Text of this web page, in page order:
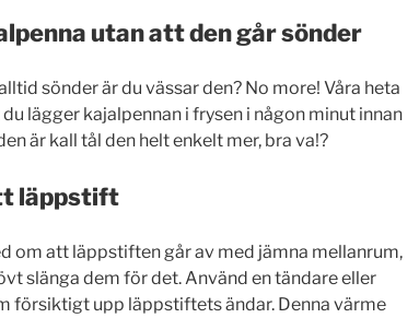
utan att den går sönder
sönder är du vässar den? No more! Våra heta
lägger kajalpennan i frysen i någon minut innan
är kall tål den helt enkelt mer, bra va!?
läppstift
om att läppstiften går av med jämna mellanrum,
slänga dem för det. Använd en tändare eller
försiktigt upp läppstiftets ändar. Denna värme